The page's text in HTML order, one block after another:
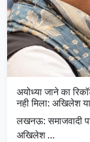
अयोध्या जाने का
नही मिला: अखिलेश
लखनऊ: समाजवादी
अखिलेश …